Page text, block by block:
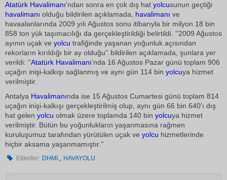
Atatürk Havalimanı'ndan sonra en çok dış hat yolcusunun geçtiği
havalimanı olduğu bildirilen açıklamada, havalimanı ve
havaalanlarında 2009 yılı Ağustos sonu itibarıyla bir milyon 18 bin
858 ton yük taşımacılığı da gerçekleştirildiği belirtildi. ''2009 Ağustos
ayının uçak ve yolcu trafiğinde yaşanan yoğunluk açısından
rekorların kırıldığı bir ay olduğu'' bildirilen açıklamada, şunlara yer
verildi: ''Atatürk Havalimanı'nda 16 Ağustos Pazar günü toplam 906
uçağın inişi-kalkışı sağlanmış ve aynı gün 114 bin yolcuya hizmet
verilmiştir.
Antalya Havalimanında ise 15 Ağustos Cumartesi günü toplam 814
uçağın inişi-kalkışı gerçekleştirilmiş olup, aynı gün 66 bin 640'ı dış
hat gelen yolcu olmak üzere toplamda 140 bin yolcuya hizmet
verilmiştir. Bütün bu yoğunlukların yaşanmasına rağmen
kuruluşumuz tarafından yürütülen uçak ve yolcu hizmetlerinde
hiçbir aksama yaşanmamıştır.''
Etiketler: DHMİ., HAVAYOLU